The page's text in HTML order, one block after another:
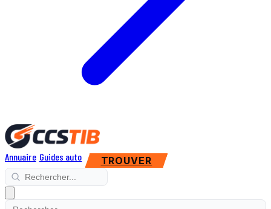
Annuaire Guides auto TROUVER